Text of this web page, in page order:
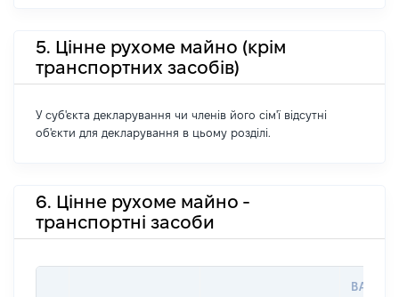
5. Цінне рухоме майно (крім
транспортних засобів)
У суб'єкта декларування чи членів його сім'ї відсутні
об'єкти для декларування в цьому розділі.
6. Цінне рухоме майно -
транспортні засоби